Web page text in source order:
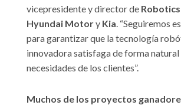
vicepresidente y director de Robotics
Hyundai Motory Kia. “Seguiremos
para garantizar que la tecnología
innovadora satisfaga de forma natural
necesidades de los clientes”.
Muchos de los proyectos